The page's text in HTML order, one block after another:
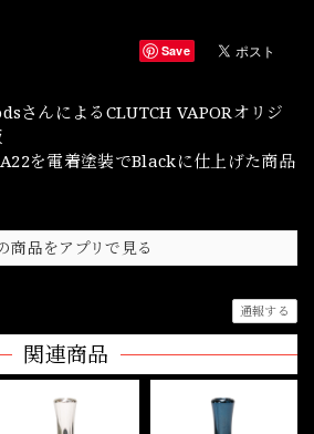
Save
さんによるCLUTCH VAPORオリジ
を電着塗装でBlackに仕上げた商品
商品をアプリで見る
通報する
関連商品